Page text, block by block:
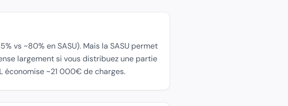
vs ~80% en SASU). Mais la SASU permet
largement si vous distribuez une partie
économise ~21 000€ de charges.